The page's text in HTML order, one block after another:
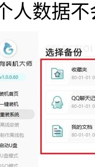
人数据